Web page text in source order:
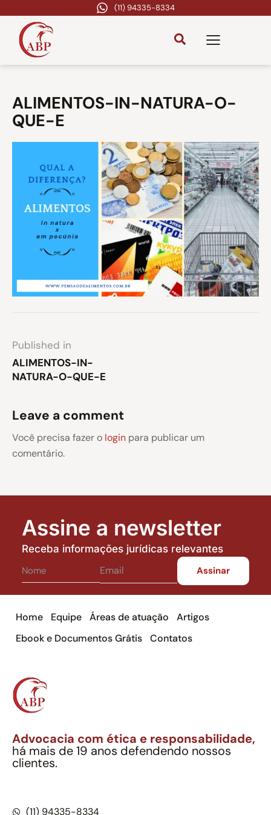
(11) 94335-8334
ALIMENTOS-IN-NATURA-O-
QUE-E
Published in
ALIMENTOS-IN-
NATURA-O-QUE-E
Leave a comment
Você precisa fazer o login para publicar um
comentário.
Assine a newsletter
Receba informações jurídicas relevantes
Home Equipe Áreas de atuação
Artigos
Ebook e Documentos Grátis
Contatos
Advocacia com ética e responsabilidade,
há mais de 19 anos defendendo nossos
clientes.
(11) 94335-8334